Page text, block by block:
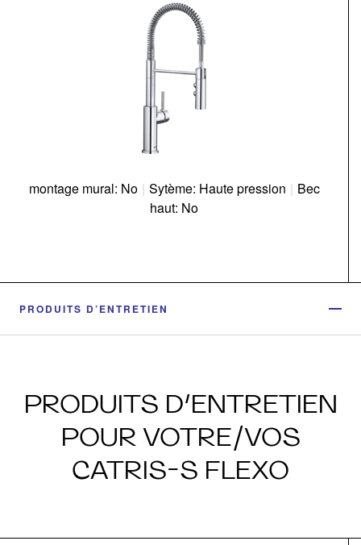
montage mural: No | Sytème: Haute pression | Bec
haut: No
PRODUITS D’ENTRETIEN
PRODUITS D’ENTRETIEN
POUR VOTRE/VOS
CATRIS-S FLEXO